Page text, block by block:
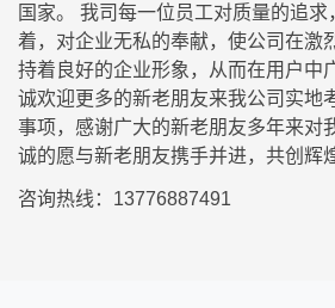
国家。 我司每一位员工对质量的追
着，对企业无私的奉献，使公司在激
持着良好的企业形象，从而在用户中
诚欢迎更多的新老朋友来我公司实地
事项，感谢广大的新老朋友多年来对
诚的愿与新老朋友携手并进，共创辉
咨询热线：13776887491